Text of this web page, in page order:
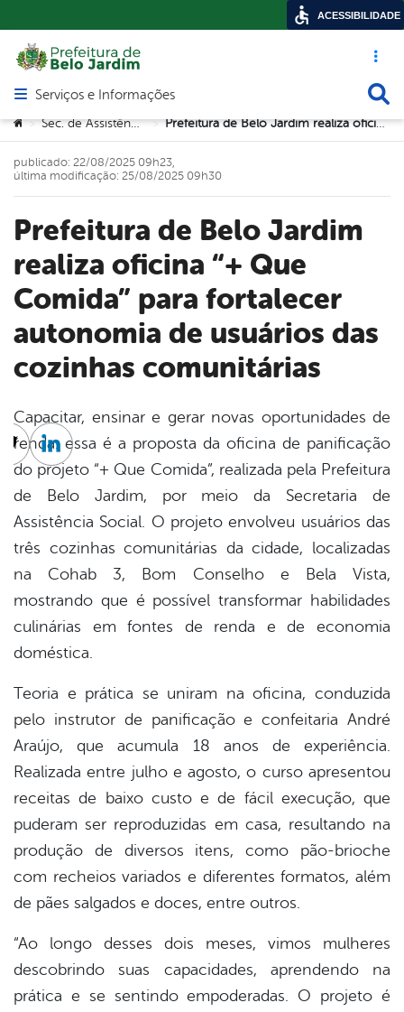
Acesso
Abrir menu principal de navegação
Serviços e Informações
Você está aqui:
> Sec. de Assistência Social > Prefeitura de Belo Jardim realiza oficina “+ Que Comida” para fortalecer autonomia de usuários das cozinhas comunitárias
Prefeitura de Belo Jardim
realiza oficina “+ Que
Comida” para fortalecer
autonomia de usuários das
cozinhas comunitárias
publicado: 22/08/2025 09h23,
última modificação: 25/08/2025 09h30
Capacitar, ensinar e gerar novas oportunidades de
renda: essa é a proposta da oficina de panificação
do projeto “+ Que Comida”, realizada pela Prefeitura
de Belo Jardim, por meio da Secretaria de
Assistência Social. O projeto envolveu usuários das
três cozinhas comunitárias da cidade, localizadas
na Cohab 3, Bom Conselho e Bela Vista,
mostrando que é possível transformar habilidades
culinárias em fontes de renda e de economia
doméstica.
Teoria e prática se uniram na oficina, conduzida
pelo instrutor de panificação e confeitaria André
Araújo, que acumula 18 anos de experiência.
Realizada entre julho e agosto, o curso apresentou
receitas de baixo custo e de fácil execução, que
puderam ser reproduzidas em casa, resultando na
produção de diversos itens, como pão-brioche
com recheios variados e diferentes formatos, além
de pães salgados e doces, entre outros.
“Ao longo desses dois meses, vimos mulheres
descobrindo suas capacidades, aprendendo na
prática e se sentindo empoderadas. O projeto é
TwitterLinkedin
ACESSIBILIDADE